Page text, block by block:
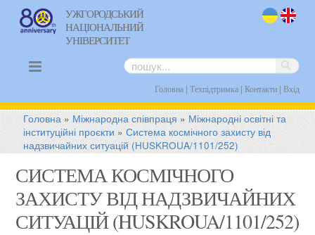
УЖГОРОДСЬКИЙ
НАЦІОНАЛЬНИЙ
УНІВЕРСИТЕТ
Головна| Техпідтримка| Контакти| Вхід
Головна » Міжнародна співпраця » Міжнародні освітні та
інституційні проєкти »Система космічного захисту від
надзвичайних ситуацій (HUSKROUA/1101/252)
СИСТЕМА КОСМІЧНОГО
ЗАХИСТУ ВІД НАДЗВИЧАЙНИХ
СИТУАЦІЙ (HUSKROUA/1101/252)